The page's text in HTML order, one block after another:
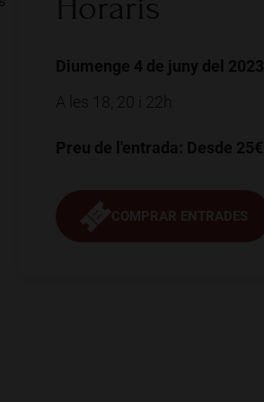
Diumenge 4 de juny del 2023
A les 18, 20 i 22h
Preu de l'entrada: Desde 25€